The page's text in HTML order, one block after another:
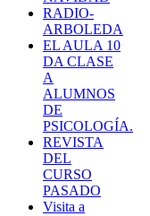
RADIO-
ARBOLEDA
EL AULA 10
DA CLASE
A
ALUMNOS
DE
PSICOLOGÍA.
REVISTA
DEL
CURSO
PASADO
Visita a